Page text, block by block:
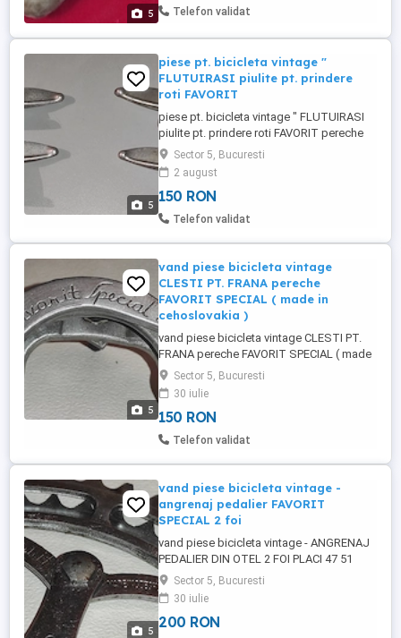
5 Telefon validat
5
piese pt. bicicleta vintage "
FLUTUIRASI piulite pt. prindere
roti FAVORIT
piese pt. bicicleta vintage " FLUTUIRASI
piulite pt. prindere roti FAVORIT pereche
fluturasul mare se monteaza pe partea cu
schimbatorul pinioane pret 150 ron 4
bucati ( 2 perechi )
Sector 5, Bucuresti
2 august
150 RON
Telefon validat
5
vand piese bicicleta vintage
CLESTI PT. FRANA pereche
FAVORIT SPECIAL ( made in
cehoslovakia )
vand piese bicicleta vintage CLESTI PT.
FRANA pereche FAVORIT SPECIAL ( made
in cehoslovakia ) pret 150 ron tot din
imagine
Sector 5, Bucuresti
30 iulie
150 RON
Telefon validat
5
vand piese bicicleta vintage -
angrenaj pedalier FAVORIT
SPECIAL 2 foi
vand piese bicicleta vintage - ANGRENAJ
PEDALIER DIN OTEL 2 FOI PLACI 47 51
DINTI AMBELE BRATE FAVORIT ( made in
Cehoslovakia ) pret 200 ron tot din
imagine pedalele nu cunosc marca ( le
ofer bonus )
Sector 5, Bucuresti
30 iulie
200 RON